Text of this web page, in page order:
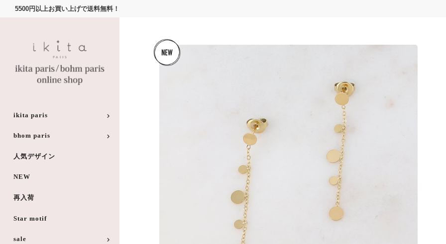
5500円以上お買い上げで送料無料！
ikita paris
bhom paris
人気デザイン
NEW
再入荷
Star motif
sale